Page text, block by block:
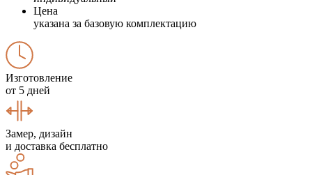
Цена
указана за базовую комплектацию
Изготовление
от 5 дней
Замер, дизайн
и доставка бесплатно